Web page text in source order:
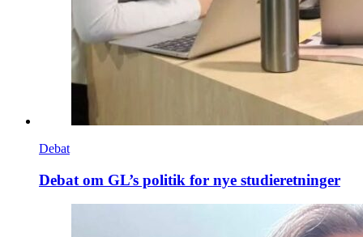
Debat
Debat om GL’s politik for nye studieretninger